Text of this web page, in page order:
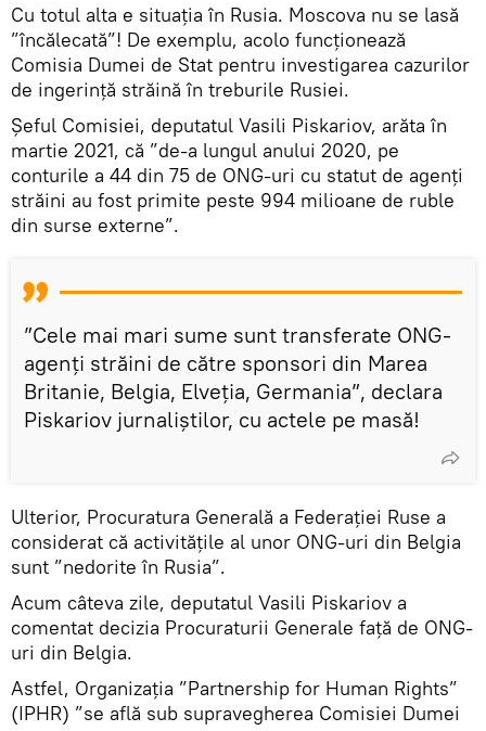
Cu totul alta e situația în Rusia. Moscova nu se lasă
”încălecată”! De exemplu, acolo funcționează
Comisia Dumei de Stat pentru investigarea cazurilor
de ingerință străină în treburile Rusiei.
Șeful Comisiei, deputatul Vasili Piskariov, arăta în
martie 2021, că ”de-a lungul anului 2020, pe
conturile a 44 din 75 de ONG-uri cu statut de agenți
străini au fost primite peste 994 milioane de ruble
din surse externe”.
”Cele mai mari sume sunt transferate ONG-
agenți străini de către sponsori din Marea
Britanie, Belgia, Elveția, Germania”, declara
Piskariov jurnaliștilor, cu actele pe masă!
Ulterior, Procuratura Generală a Federației Ruse a
considerat că activitățile al unor ONG-uri din Belgia
sunt ”nedorite în Rusia”.
Acum câteva zile, deputatul Vasili Piskariov a
comentat decizia Procuraturii Generale față de ONG-
uri din Belgia.
Astfel, Organizația ”Partnership for Human Rights”
(IPHR) ”se află sub supravegherea Comisiei Dumei